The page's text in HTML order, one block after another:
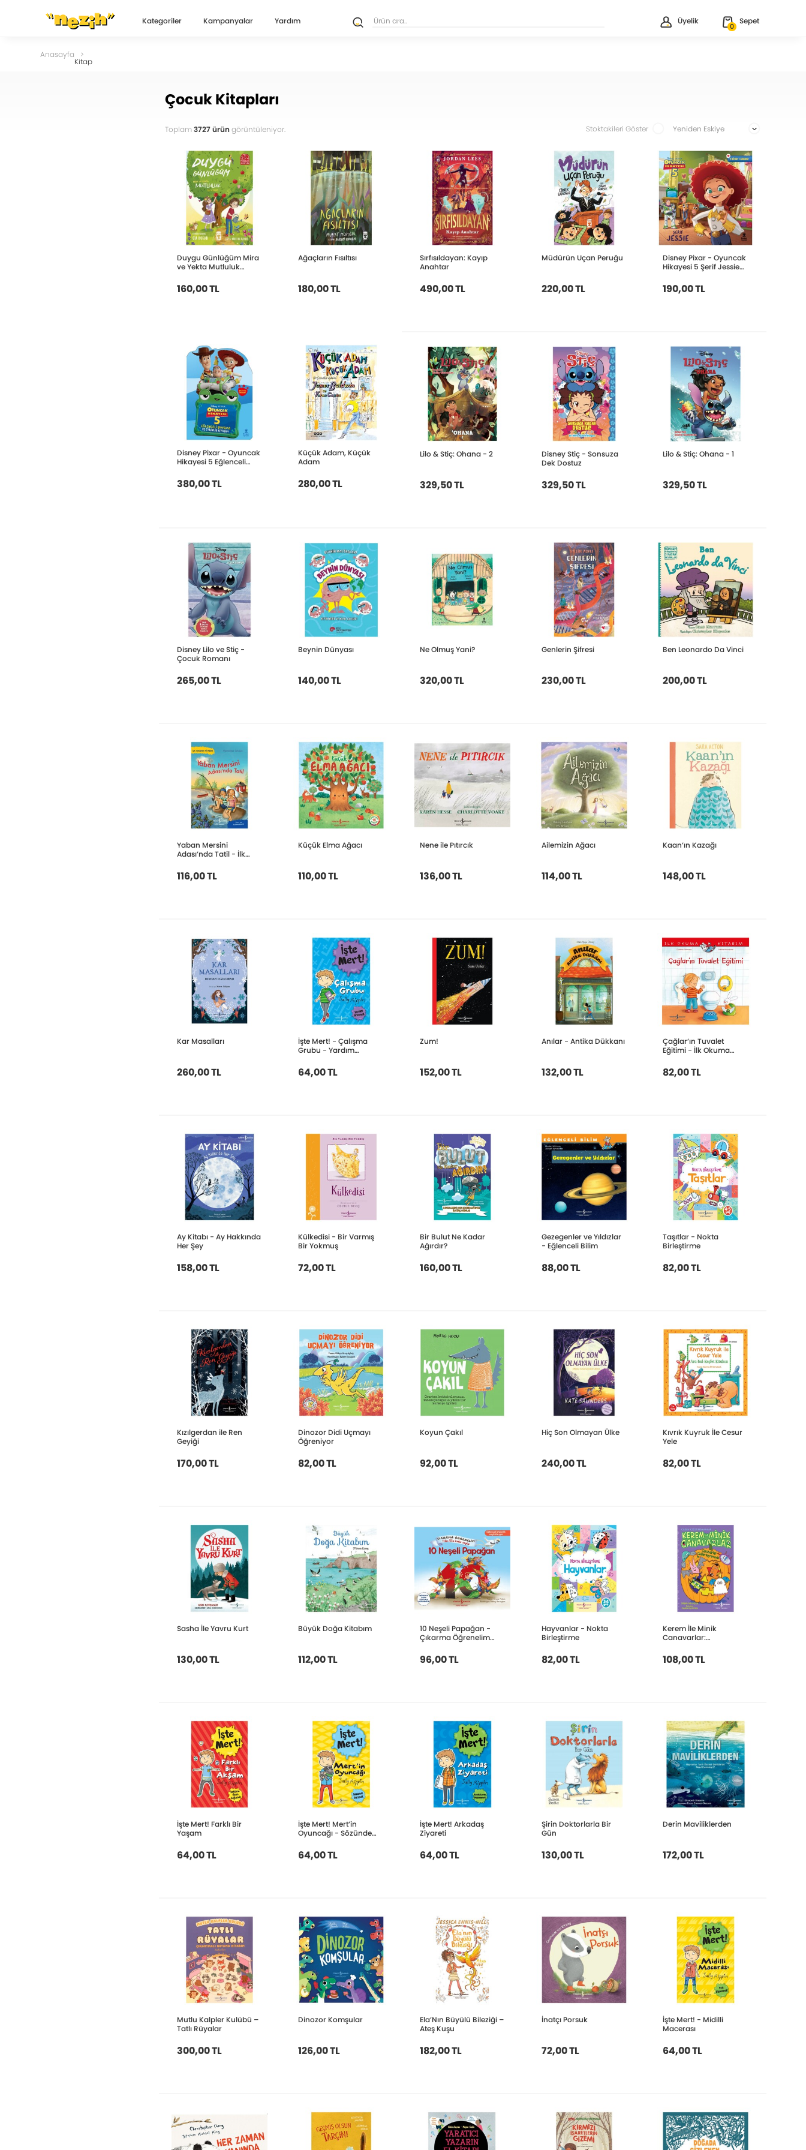
Kategoriler Kampanyalar Yardım Üyelik
0
Sepet
Anasayfa
Kitap
Çocuk Kitapları
Toplam3727 ürüngörüntüleniyor. Stoktakileri Göster
Duygu Günlüğüm Mira
ve Yekta Mutluluk
160,00 TL
Ağaçların Fısıltısı
180,00 TL
Sırfısıldayan: Kayıp
Anahtar
490,00 TL
Müdürün Uçan Peruğu
220,00 TL
Disney Pixar - Oyuncak
Hikayesi 5 Şerif Jessie
190,00 TL
Disney Pixar - Oyuncak
Hikayesi 5 Eğlenceli
Kitabı
380,00 TL
Küçük Adam, Küçük
Adam
280,00 TL
Lilo & Stiç: Ohana - 2
329,50 TL
Disney Stiç - Sonsuza
Dek Dostuz
329,50 TL
Lilo & Stiç: Ohana - 1
329,50 TL
Disney Lilo ve Stiç -
Çocuk Romanı
265,00 TL
Beynin Dünyası
140,00 TL
Ne Olmuş Yani?
320,00 TL
Genlerin Şifresi
230,00 TL
Ben Leonardo Da Vinci
200,00 TL
Yaban Mersini
Adası’nda Tatil - İlk
116,00 TL
Küçük Elma Ağacı
110,00 TL
Nene ile Pıtırcık
136,00 TL
Ailemizin Ağacı
114,00 TL
Kaan’ın Kazağı
148,00 TL
Kar Masalları
260,00 TL
İşte Mert! - Çalışma
Grubu - Yardım
64,00 TL
Zum!
152,00 TL
Anılar - Antika Dükkanı
132,00 TL
Çağlar’ın Tuvalet
Eğitimi - İlk Okuma
82,00 TL
Ay Kitabı - Ay Hakkında
Her Şey
158,00 TL
Külkedisi - Bir Varmış
Bir Yokmuş
72,00 TL
Bir Bulut Ne Kadar
Ağırdır?
160,00 TL
Gezegenler ve Yıldızlar
- Eğlenceli Bilim
88,00 TL
Taşıtlar - Nokta
Birleştirme
82,00 TL
Kızılgerdan ile Ren
Geyiği
170,00 TL
Dinozor Didi Uçmayı
Öğreniyor
82,00 TL
Koyun Çakıl
92,00 TL
Hiç Son Olmayan Ülke
240,00 TL
Kıvrık Kuyruk İle Cesur
Yele
82,00 TL
Sasha İle Yavru Kurt
130,00 TL
Büyük Doğa Kitabım
112,00 TL
10 Neşeli Papağan -
Çıkarma Öğrenelim
96,00 TL
Hayvanlar - Nokta
Birleştirme
82,00 TL
Kerem İle Minik
Canavarlar:
Bayramında
108,00 TL
İşte Mert! Farklı Bir
Yaşam
64,00 TL
İşte Mert! Mert’in
Oyuncağı - Sözünde
64,00 TL
İşte Mert! Arkadaş
Ziyareti
64,00 TL
Şirin Doktorlarla Bir
Gün
130,00 TL
Derin Maviliklerden
172,00 TL
Mutlu Kalpler Kulübü –
Tatlı Rüyalar
300,00 TL
Dinozor Komşular
126,00 TL
Ela’Nın Büyülü Bileziği –
Ateş Kuşu
182,00 TL
İnatçı Porsuk
72,00 TL
İşte Mert! - Midilli
Macerası
64,00 TL